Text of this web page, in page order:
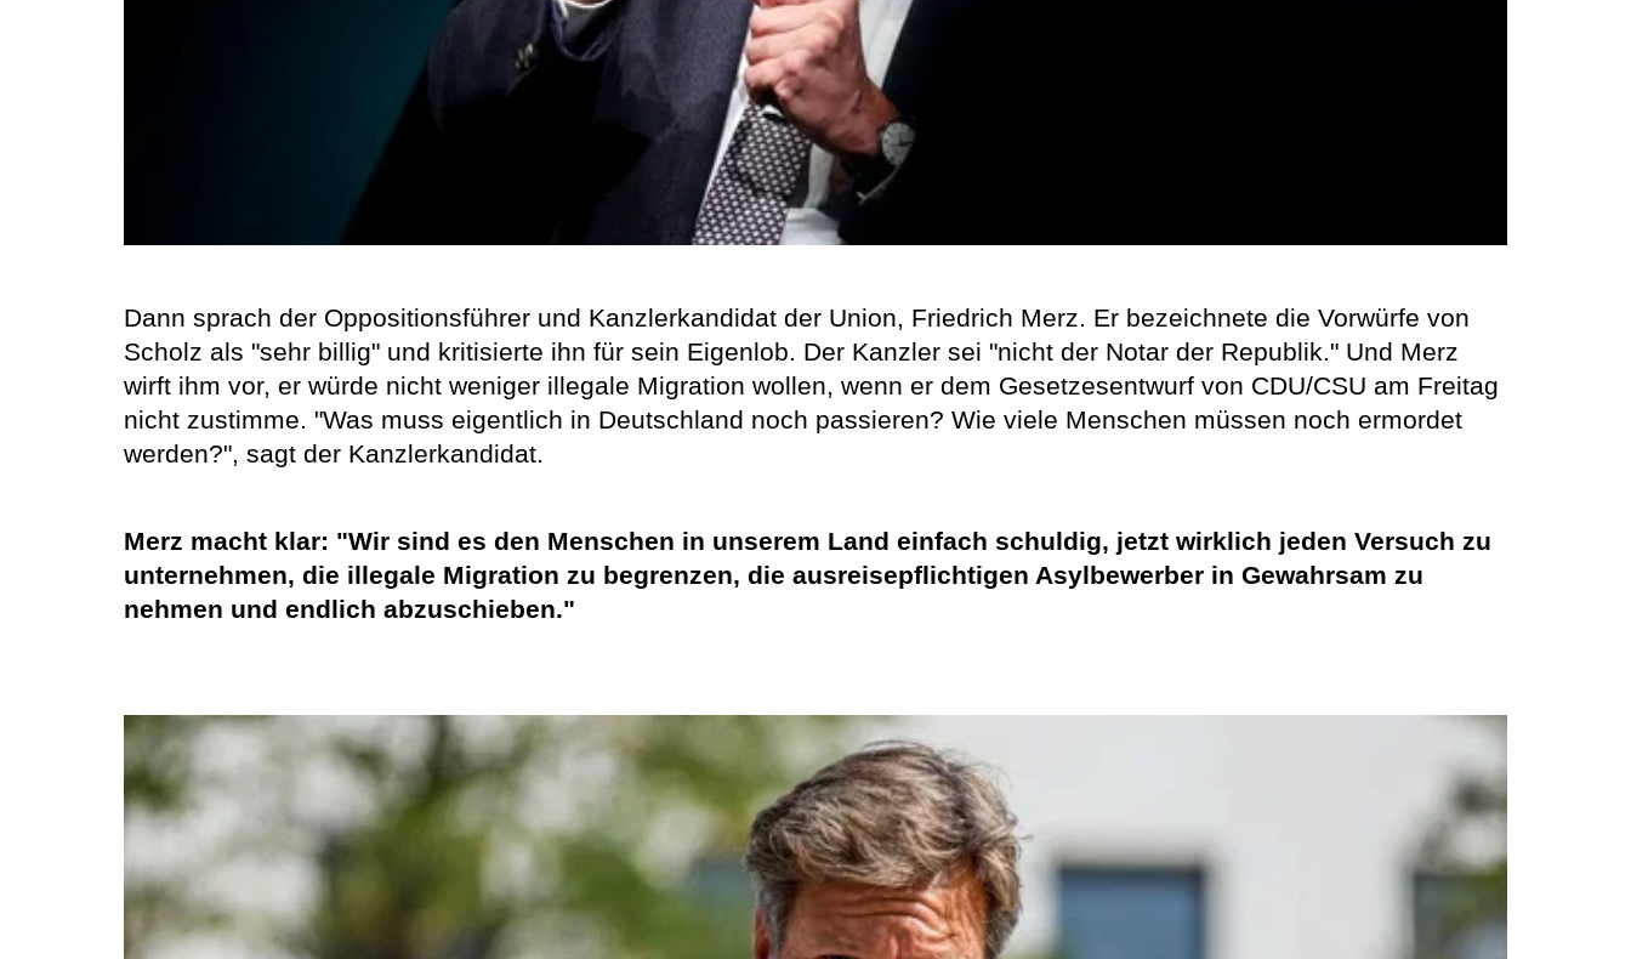
Dann sprach der Oppositionsführer und Kanzlerkandidat der Union, Friedrich Merz. Er bezeichnete die Vorwürfe von
Scholz als "sehr billig" und kritisierte ihn für sein Eigenlob. Der Kanzler sei "nicht der Notar der Republik." Und Merz
wirft ihm vor, er würde nicht weniger illegale Migration wollen, wenn er dem Gesetzesentwurf von CDU/CSU am Freitag
nicht zustimme. "Was muss eigentlich in Deutschland noch passieren? Wie viele Menschen müssen noch ermordet
werden?", sagt der Kanzlerkandidat.
Merz macht klar: "Wir sind es den Menschen in unserem Land einfach schuldig, jetzt wirklich jeden Versuch zu
unternehmen, die illegale Migration zu begrenzen, die ausreisepflichtigen Asylbewerber in Gewahrsam zu
nehmen und endlich abzuschieben."